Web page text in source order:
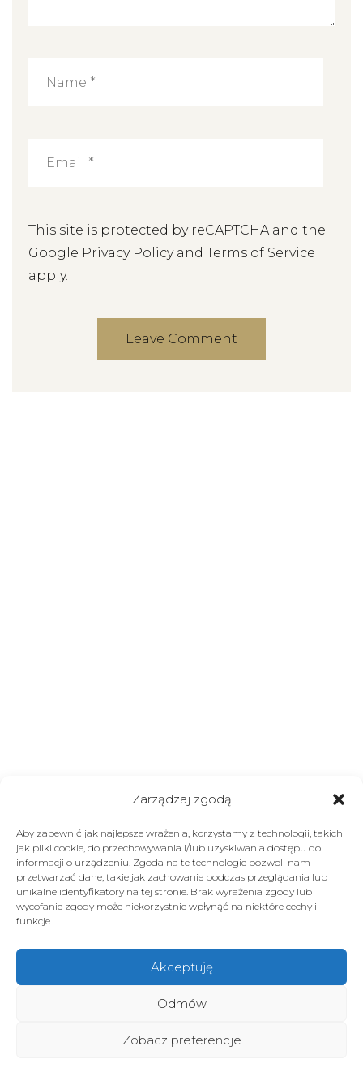
Zarządzaj zgodą
Aby zapewnić jak najlepsze wrażenia, korzystamy z technologii, takich
jak pliki cookie, do przechowywania i/lub uzyskiwania dostępu do
informacji o urządzeniu. Zgoda na te technologie pozwoli nam
przetwarzać dane, takie jak zachowanie podczas przeglądania lub
unikalne identyfikatory na tej stronie. Brak wyrażenia zgody lub
wycofanie zgody może niekorzystnie wpłynąć na niektóre cechy i
funkcje.
Akceptuję
Odmów
Zobacz preferencje
This site is protected by reCAPTCHA and the
Google Privacy Policyand Terms of Service
apply.